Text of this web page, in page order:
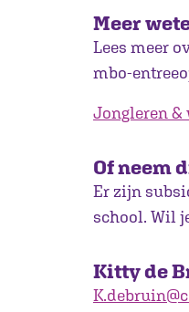
Meer
Lees meer
mbo-
Jongleren &
Of neem
Er zijn
school. Wil
Kitty de